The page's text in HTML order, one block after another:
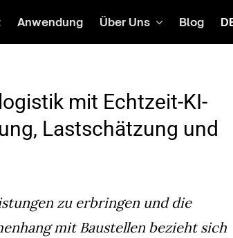
Anwendung Über Uns Blog
mit Echtzeit-KI-
Lastschätzung und
zu erbringen und die
mit Baustellen bezieht sich